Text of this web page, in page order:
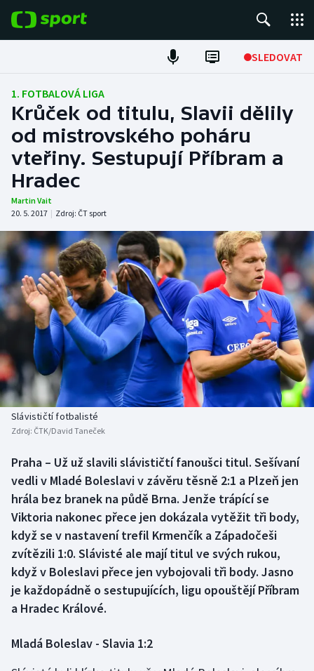
SLEDOVAT
Fotbal
Hokej
Tenis
Atletika
DALŠÍ SPORTY
Americký fotbal
Baseball a softbal
Basketbal
Biatlon
Boby a skeleton
Box
Curling
Dostihy
Florbal
Futsal
NEPŘEHLÉDNĚTE
Soutěže
Historické návraty
Aplikace ČT sport
AZ kvíz
1. FOTBALOVÁ LIGA
Krůček od titulu, Slavii dělily
od mistrovského poháru
vteřiny. Sestupují Příbram a
Hradec
Martin Vait
20. 5. 2017 | Zdroj: ČT sport
Slávističtí fotbalisté
Zdroj: ČTK/David Taneček
Praha – Už už slavili slávističtí fanoušci titul. Sešívaní
vedli v Mladé Boleslavi v závěru těsně 2:1 a Plzeň jen
hrála bez branek na půdě Brna. Jenže trápící se
Viktoria nakonec přece jen dokázala vytěžit tři body,
když se v nastavení trefil Krmenčík a Západočeši
zvítězili 1:0. Slávisté ale mají titul ve svých rukou,
když v Boleslavi přece jen vybojovali tři body. Jasno
je každopádně o sestupujících, ligu opouštějí Příbram
a Hradec Králové.
Mladá Boleslav - Slavia 1:2